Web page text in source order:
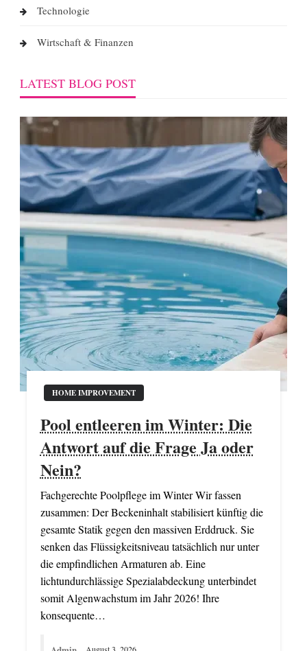
Technologie
Wirtschaft & Finanzen
LATEST BLOG POST
HOME IMPROVEMENT
Pool entleeren im Winter: Die
Antwort auf die Frage Ja oder
Nein?
Fachgerechte Poolpflege im Winter Wir fassen
zusammen: Der Beckeninhalt stabilisiert künftig die
gesamte Statik gegen den massiven Erddruck. Sie
senken das Flüssigkeitsniveau tatsächlich nur unter
die empfindlichen Armaturen ab. Eine
lichtundurchlässige Spezialabdeckung unterbindet
somit Algenwachstum im Jahr 2026! Ihre
konsequente…